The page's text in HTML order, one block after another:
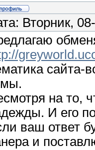
Вторник,
сайта-
на то,
И его
ваш ответ
и